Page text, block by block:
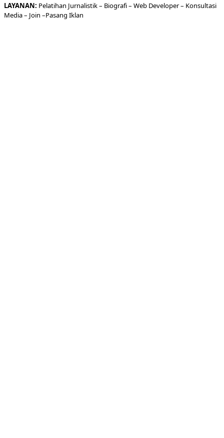
LAYANAN: Pelatihan Jurnalistik – Biografi– Web Developer– Konsultasi
Media– Join –Pasang Iklan